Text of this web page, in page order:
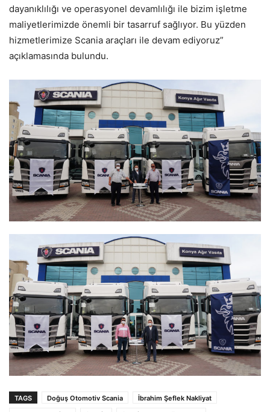
dayanıklılığı ve operasyonel devamlılığı ile bizim işletme
maliyetlerimizde önemli bir tasarruf sağlıyor. Bu yüzden
hizmetlerimize Scania araçları ile devam ediyoruz”
açıklamasında bulundu.
TAGS Doğuş Otomotiv Scania
İbrahim Şeflek Nakliyat